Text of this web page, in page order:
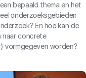
bepaald thema en het
onderzoeksgebieden
En hoe kan de
naar concrete
vormgegeven worden?